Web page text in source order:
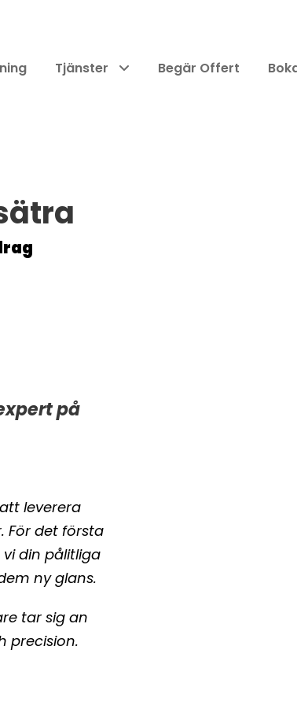
Tjänster Begär Offert
på
leverera
För det första
din pålitliga
ny glans.
tar sig an
precision.